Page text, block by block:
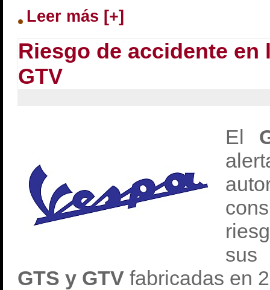
Leer más [+]
Riesgo de accidente en
GTV
El
GTS y GTV fabricadas en